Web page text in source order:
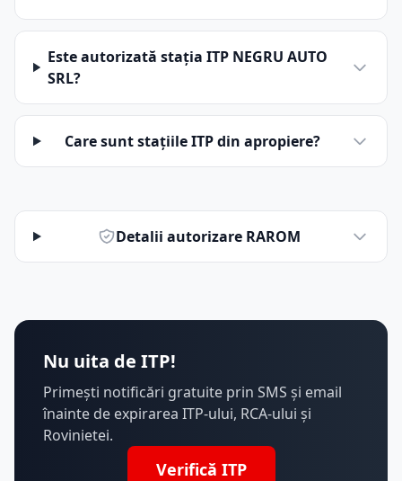
Este autorizată stația ITP NEGRU AUTO
SRL?
Care sunt stațiile ITP din apropiere?
Detalii autorizare RAROM
Nu uita de ITP!
Primești notificări gratuite prin SMS și email
înainte de expirarea ITP-ului, RCA-ului și
Rovinietei.
Verifică ITP